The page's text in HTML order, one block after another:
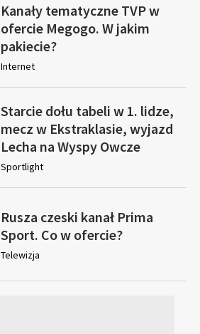
Kanały tematyczne TVP w
ofercie Megogo. W jakim
pakiecie?
Internet
Starcie dołu tabeli w 1. lidze,
mecz w Ekstraklasie, wyjazd
Lecha na Wyspy Owcze
Sportlight
Rusza czeski kanał Prima
Sport. Co w ofercie?
Telewizja